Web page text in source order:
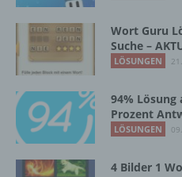
Wort Guru
Suche –
LÖSUNGEN
94% Lösung
Prozent
LÖSUNGEN
4 Bilder 1
Pseudonymisierung
personenbezogener
ohne Hinzuziehung
Informationen nicht
betroffenen Person
Informationen